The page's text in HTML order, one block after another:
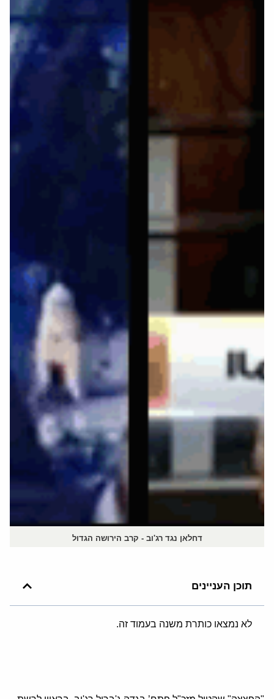
דחלאן נגד רג'וב - קרב הירושה הגדול
תוכן העניינים
לא נמצאו כותרת משנה בעמוד זה.